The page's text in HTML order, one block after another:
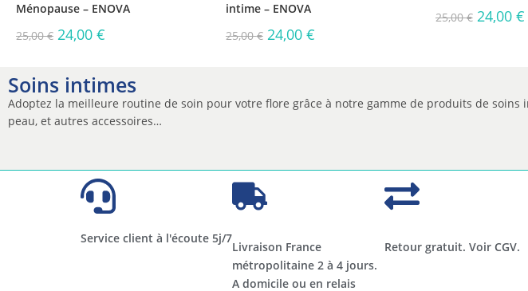
Ménopause – ENOVA
25,00€ 24,00 €
intime – ENOVA
25,00€ 24,00 €
25,00€ 24,00 €
Soins intimes
Adoptez la meilleure routine de soin pour votre flore grâce à notre gamme de produits de
peau, et autres accessoires…
Service client à l'écoute 5j/7
Livraison France
métropolitaine 2 à 4 jours.
A domicile ou en relais​​
Retour gratuit. Voir CGV.